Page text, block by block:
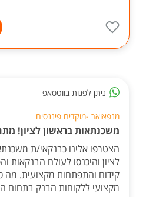
ניתן לפנות בווטסאפ
מנפאואר -מוקדים פיננסים
משכנתאות בראשון לציון!
הצטרפו אלינו כבנקאי/ת
לציון והיכנסו לעולם הבנקאות
קידום והתפתחות מקצועית. מה
מקצועי ללקוחות הבנק בתחום